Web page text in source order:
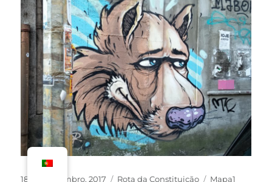
18 de Novembro, 2017 Rota da Constituição Mapa1